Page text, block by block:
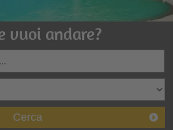
vuoi andare?
Cerca